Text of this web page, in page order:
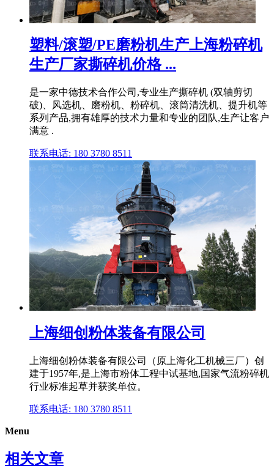
塑料/滚塑/PE磨粉机生产上海粉碎机
生产厂家撕碎机价格 ...
是一家中德技术合作公司,专业生产撕碎机 (双轴剪切
破)、风选机、磨粉机、粉碎机、滚筒清洗机、提升机等
系列产品,拥有雄厚的技术力量和专业的团队,生产让客户
满意 .
联系电话: 180 3780 8511
上海细创粉体装备有限公司
上海细创粉体装备有限公司（原上海化工机械三厂）创
建于1957年,是上海市粉体工程中试基地,国家气流粉碎机
行业标准起草并获奖单位。
联系电话: 180 3780 8511
Menu
相关文章